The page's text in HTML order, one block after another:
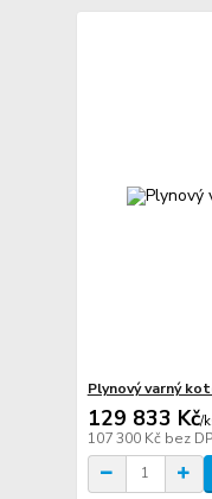
Plynový varný
129 833 Kč/
107 300 Kč bez